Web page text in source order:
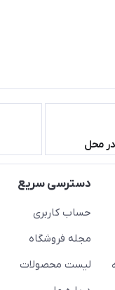
محل
دسترسی سریع
حساب کاربری
مجله فروشگاه
لیست محصولات